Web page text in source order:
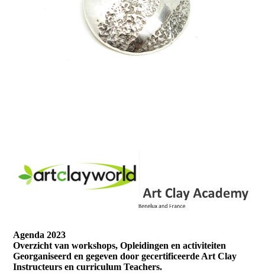
Agenda 2023
Overzicht van workshops, Opleidingen en activiteiten
Georganiseerd en gegeven door gecertificeerde Art Clay
Instructeurs en curriculum Teachers.